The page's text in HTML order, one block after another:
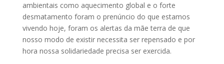
ambientais como aquecimento global e o forte
desmatamento foram o prenúncio do que estamos
vivendo hoje, foram os alertas da mãe terra de que
nosso modo de existir necessita ser repensado e por
hora nossa solidariedade precisa ser exercida.